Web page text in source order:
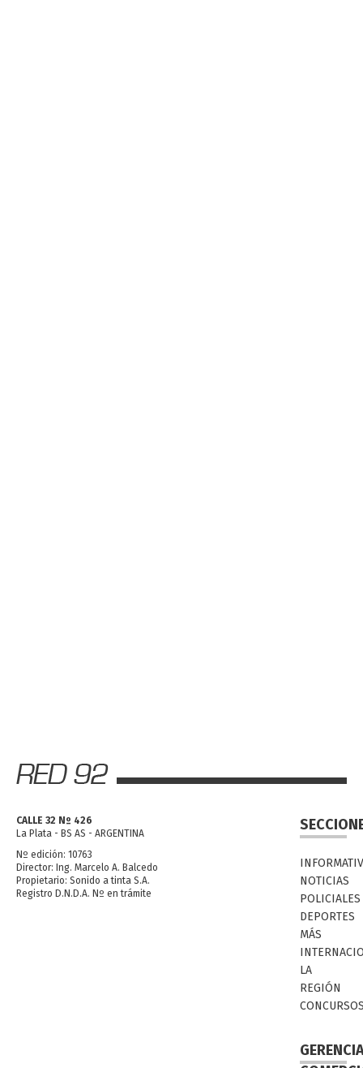
CALLE 32 Nº 426
La Plata - BS AS - ARGENTINA
Nº edición: 10763
Director: Ing. Marcelo A. Balcedo
Propietario: Sonido a tinta S.A.
Registro D.N.D.A. Nº en trámite
NOTICIAS
POLICIALES
DEPORTES
MÁS
LA
REGIÓN